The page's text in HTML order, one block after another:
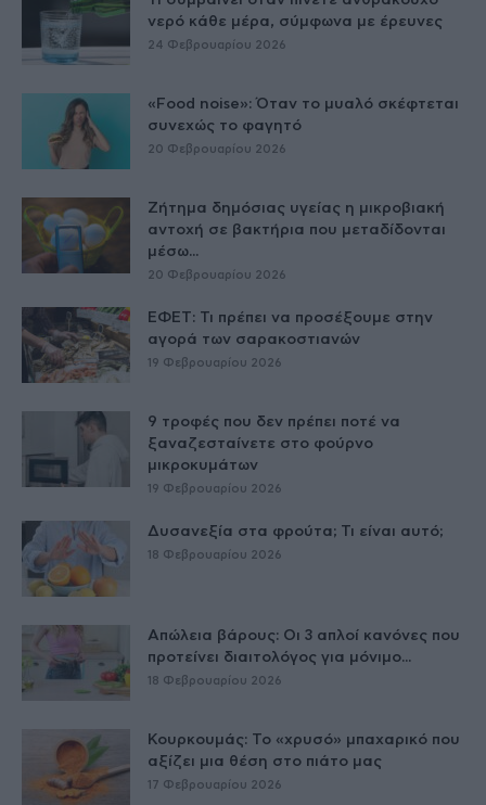
νερό κάθε μέρα, σύμφωνα με έρευνες
24 Φεβρουαρίου 2026
«Food noise»: Όταν το μυαλό σκέφτεται
συνεχώς το φαγητό
20 Φεβρουαρίου 2026
Ζήτημα δημόσιας υγείας η μικροβιακή
αντοχή σε βακτήρια που μεταδίδονται
μέσω...
20 Φεβρουαρίου 2026
ΕΦΕΤ: Τι πρέπει να προσέξουμε στην
αγορά των σαρακοστιανών
19 Φεβρουαρίου 2026
9 τροφές που δεν πρέπει ποτέ να
ξαναζεσταίνετε στο φούρνο
μικροκυμάτων
19 Φεβρουαρίου 2026
Δυσανεξία στα φρούτα; Τι είναι αυτό;
18 Φεβρουαρίου 2026
Απώλεια βάρους: Οι 3 απλοί κανόνες που
προτείνει διαιτολόγος για μόνιμο...
18 Φεβρουαρίου 2026
Κουρκουμάς: Το «χρυσό» μπαχαρικό που
αξίζει μια θέση στο πιάτο μας
17 Φεβρουαρίου 2026